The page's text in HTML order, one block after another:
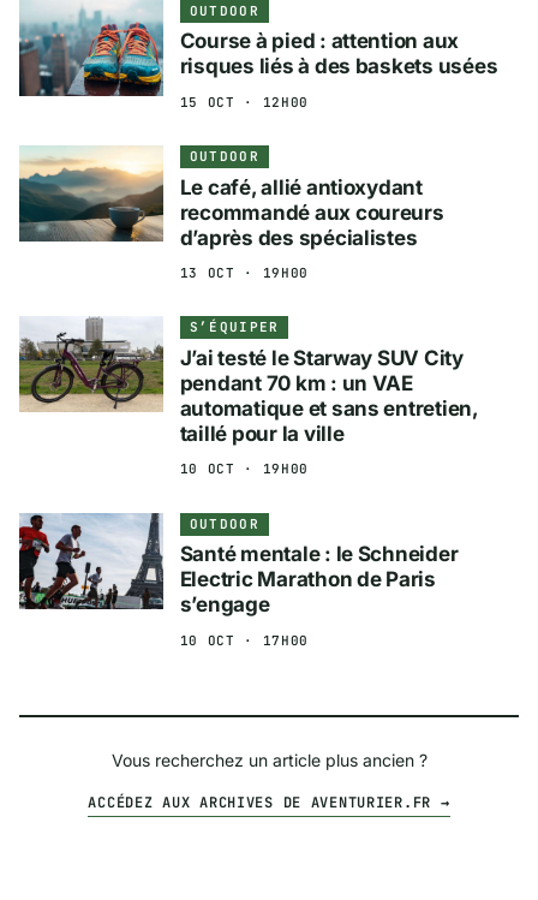
OUTDOOR
Course à pied : attention aux
risques liés à des baskets usées
15 OCT · 12H00
OUTDOOR
Le café, allié antioxydant
recommandé aux coureurs
d’après des spécialistes
13 OCT · 19H00
S’ÉQUIPER
J’ai testé le Starway SUV City
pendant 70 km : un VAE
automatique et sans entretien,
taillé pour la ville
10 OCT · 19H00
OUTDOOR
Santé mentale : le Schneider
Electric Marathon de Paris
s’engage
10 OCT · 17H00
Vous recherchez un article plus ancien ?
ACCÉDEZ AUX ARCHIVES DE AVENTURIER.FR →